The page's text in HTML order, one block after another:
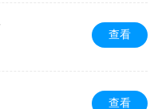
查看
查看